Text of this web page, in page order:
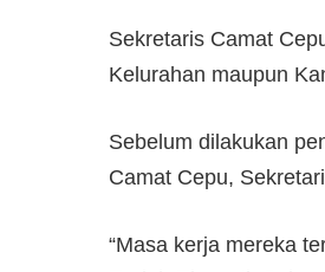
Sekretaris Camat
Kelurahan maupun
Sebelum dilakukan
Camat Cepu,
“Masa kerja mereka